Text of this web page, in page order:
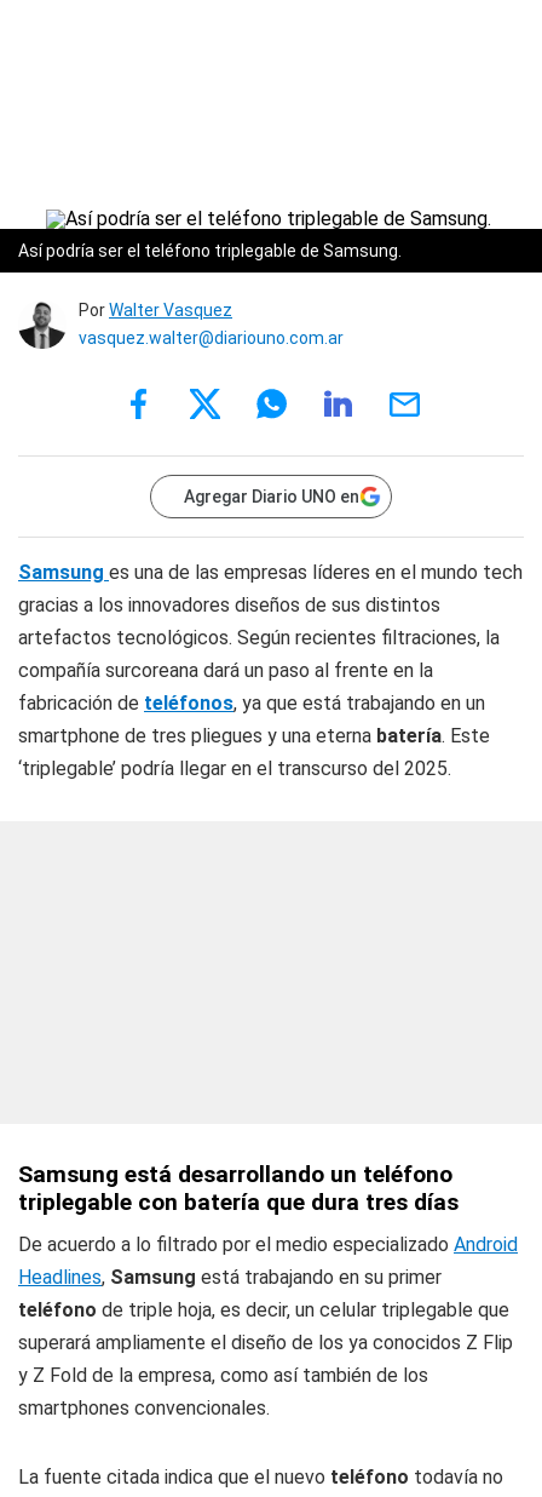
Así podría ser el teléfono triplegable de Samsung.
PorWalter Vasquez
vasquez.walter@diariouno.com.ar
Agregar Diario UNO en
Samsung es una de las empresas líderes en el mundo tech
gracias a los innovadores diseños de sus distintos
artefactos tecnológicos. Según recientes filtraciones, la
compañía surcoreana dará un paso al frente en la
fabricación de teléfonos, ya que está trabajando en un
smartphone de tres pliegues y una eterna batería. Este
‘triplegable’ podría llegar en el transcurso del 2025.
Samsung está desarrollando un teléfono
triplegable con batería que dura tres días
De acuerdo a lo filtrado por el medio especializado Android
Headlines, Samsung está trabajando en su primer
teléfono de triple hoja, es decir, un celular triplegable que
superará ampliamente el diseño de los ya conocidos Z Flip
y Z Fold de la empresa, como así también de los
smartphones convencionales.
La fuente citada indica que el nuevo teléfono todavía no